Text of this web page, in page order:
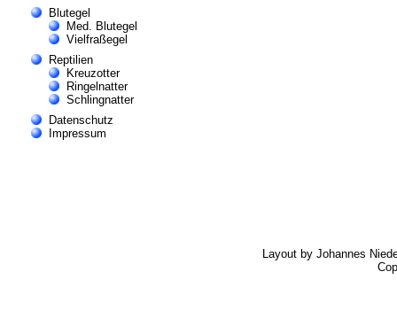
Blutegel
Med. Blutegel
Vielfraßegel
Reptilien
Kreuzotter
Ringelnatter
Schlingnatter
Datenschutz
Impressum
Layout by Johannes